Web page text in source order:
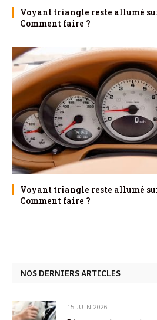
Voyant triangle reste allumé
Comment faire ?
Voyant triangle reste allumé
Comment faire ?
NOS DERNIERS ARTICLES
15 JUIN 2026